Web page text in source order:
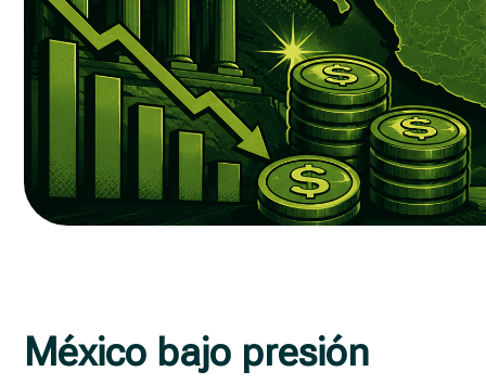
México bajo presión